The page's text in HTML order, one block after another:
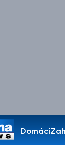
Domácí
Pořady